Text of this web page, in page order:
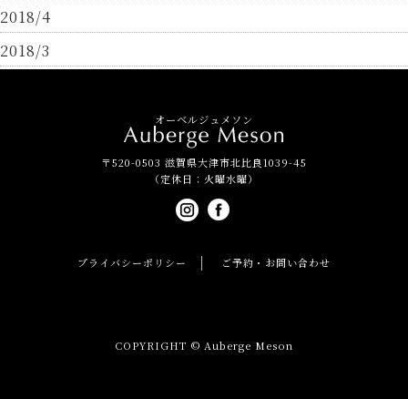
2018/4
2018/3
オーベルジュメソン
〒520-0503 滋賀県大津市北比良1039-45
（定休日：火曜水曜）
プライバシーポリシー ご予約・お問い合わせ
COPYRIGHT © Auberge Meson